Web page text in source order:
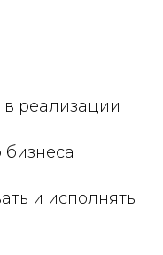
в реализации
бизнеса
и исполнять